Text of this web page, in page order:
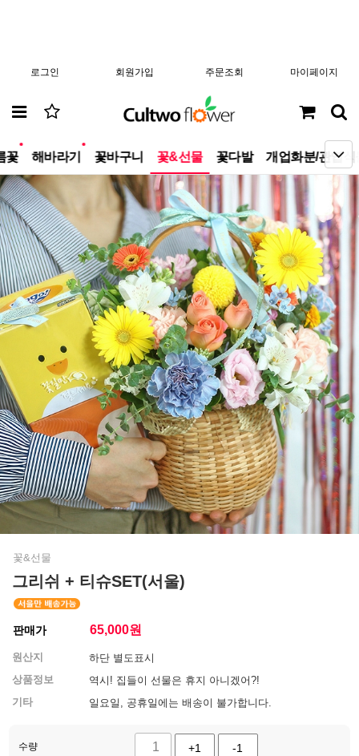
로그인 회원가입 주문조회 마이페이지
꽃 해바라기 꽃바구니 꽃&선물 꽃다발 개업화분/관엽식
꽃&선물
그리쉬 + 티슈SET(서울)
판매가 65,000원
원산지
하단 별도표시
상품정보
역시! 집들이 선물은 휴지 아니겠어?!
기타
일요일, 공휴일에는 배송이 불가합니다.
수량 +1 -1